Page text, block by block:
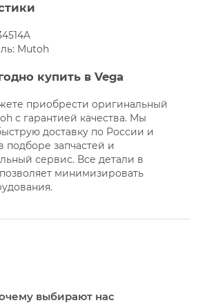
Mutoh
купить в Vega
приобрести оригинальный
с гарантией качества. Мы
доставку по России и
подборе запчастей и
сервис. Все детали в
минимизировать
выбирают нас